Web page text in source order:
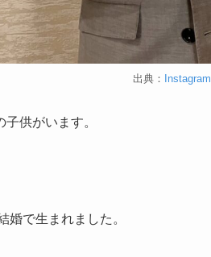
出典： Instagram
供がいます。
婚で生まれました。